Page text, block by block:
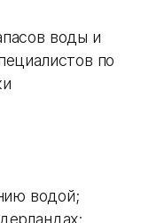
воды и
по
водой;